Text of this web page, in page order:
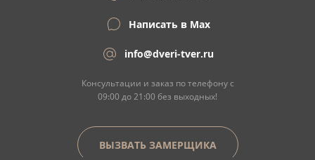
Написать в Max
info@dveri-tver.ru
Консультации и заказ по телефону с
09:00 до 21:00 без выходных!
ВЫЗВАТЬ ЗАМЕРЩИКА